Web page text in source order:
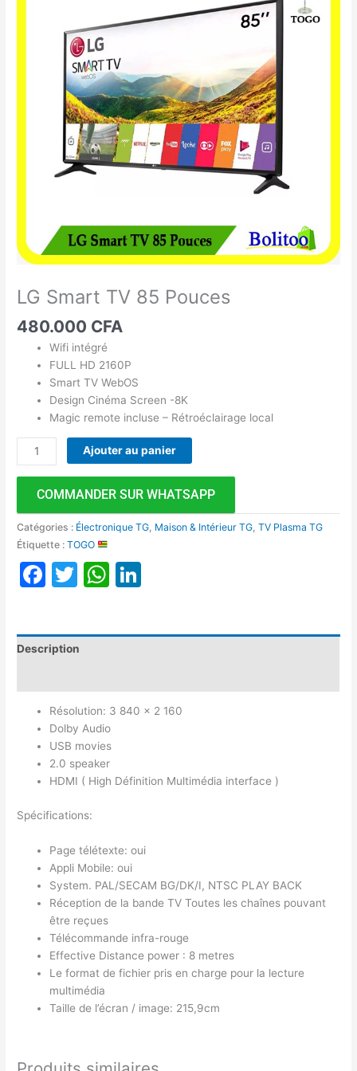
LG Smart TV 85 Pouces
480.000 CFA
Wifi intégré
FULL HD 2160P
Smart TV WebOS
Design Cinéma Screen -8K
Magic remote incluse – Rétroéclairage local
Ajouter au panier
COMMANDER SUR WHATSAPP
Catégories : Électronique TG Maison & Intérieur TG ,TV Plasma TG
Étiquette :TOGO
Facebook
TwitterWhatsApp
Description
Résolution: 3 840 × 2 160
Dolby Audio
USB movies
2.0 speaker
HDMI ( High Définition Multimédia interface )
Spécifications:
Page télétexte: oui
Appli Mobile: oui
System. PAL/SECAM BG/DK/I, NTSC PLAY BACK
Réception de la bande TV Toutes les chaînes pouvant
être reçues
Télécommande infra-rouge
Effective Distance power : 8 metres
Le format de fichier pris en charge pour la lecture
multimédia
Taille de l’écran / image: 215,9cm